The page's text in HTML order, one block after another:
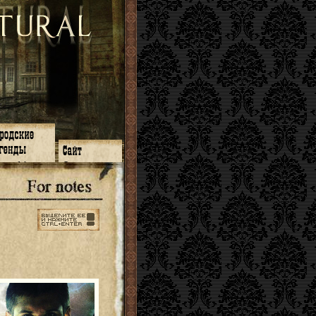
14
13
11
12
9
6
О нас
ЧаВо
Поиск
Ссылки
Карта сайта